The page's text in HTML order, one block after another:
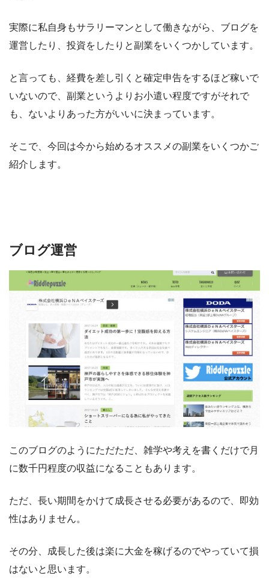
実際に私自身もサラリーマンとして働きながら、ブログを
運営したり、投資をしたりと副業をいくつかしています。
と言っても、経費を差し引くと確定申告をするほど稼いで
いないので、副業というよりお小遣い程度ですがそれで
も、ないよりあった方がいいに決まっています。
そこで、今回は今から始めるオススメの副業をいくつかご
紹介します。
ブログ運営
このブログのようにただただ、雑学や考えを書くだけで月
に数千円程度の収益になることもあります。
ただ、長い期間をかけて成長させる必要があるので、即効
性はありません。
その分、成長した後は楽に大金を稼げるのでやっていて損
はないと思います。